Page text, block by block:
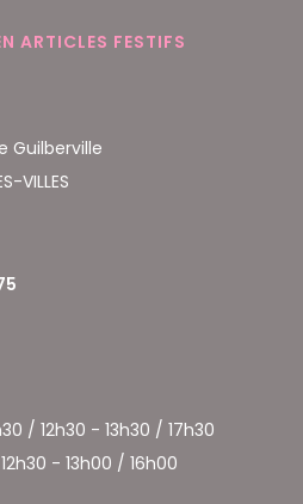
ARTICLES FESTIFS
Guilberville
VILLES
/ 12h30 - 13h30 / 17h30
- 13h00 / 16h00